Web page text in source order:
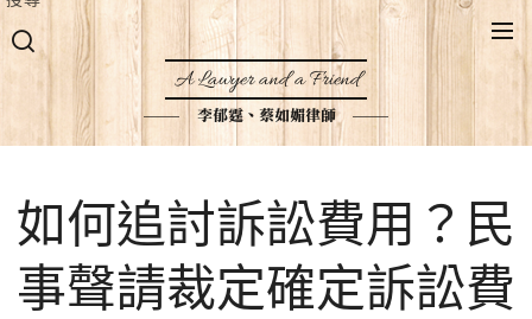
A Lawyer and a Friend
李郁霆、蔡如媚律師
如何追討訴訟費用？民
事聲請裁定確定訴訟費